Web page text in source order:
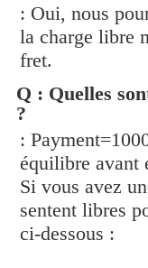
: Oui, nous
la charge libre
fret.
Q : Quelles
?
:
équilibre avant
Si vous avez
sentent libres
ci-dessous :